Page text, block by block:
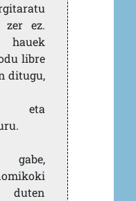
zer ez.
libre
ditugu,
eta
gabe,
duten